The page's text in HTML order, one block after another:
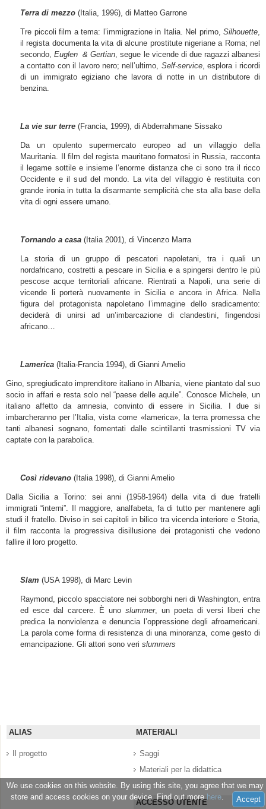
Terra di mezzo (Italia, 1996), di Matteo Garrone
Tre piccoli film a tema: l’immigrazione in Italia. Nel primo, Silhouette
il regista documenta la vita di alcune prostitute nigeriane a Roma; nel
secondo,Euglen & Gertian , segue le vicende di due ragazzi albanesi
a contatto con il lavoro nero; nell’ultimo, Self-service, esplora i ricordi
di un immigrato egiziano che lavora di notte in un distributore di
benzina.
La vie sur terre (Francia, 1999), di Abderrahmane Sissako
Da un opulento supermercato europeo ad un villaggio della
Mauritania. Il film del regista mauritano formatosi in Russia, racconta
il legame sottile e insieme l’enorme distanza che ci sono tra il ricco
Occidente e il sud del mondo. La vita del villaggio è restituita con
grande ironia in tutta la disarmante semplicità che sta alla base della
vita di ogni essere umano.
Tornando a casa (Italia 2001), di Vincenzo Marra
La storia di un gruppo di pescatori napoletani, tra i quali un
nordafricano, costretti a pescare in Sicilia e a spingersi dentro le più
pescose acque territoriali africane. Rientrati a Napoli, una serie di
vicende li porterà nuovamente in Sicilia e ancora in Africa. Nella
figura del protagonista napoletano l’immagine dello sradicamento:
deciderà di unirsi ad un’imbarcazione di clandestini, fingendosi
africano…
Lamerica (Italia-Francia 1994), di Gianni Amelio
Gino, spregiudicato imprenditore italiano in Albania, viene piantato dal suo
socio in affari e resta solo nel “paese delle aquile”. Conosce Michele, un
italiano affetto da amnesia, convinto di essere in Sicilia. I due si
imbarcheranno per l’Italia, vista come «lamerica», la terra promessa che
tanti albanesi sognano, fomentati dalle scintillanti trasmissioni TV via
captate con la parabolica.
Così ridevano (Italia 1998), di Gianni Amelio
Dalla Sicilia a Torino: sei anni (1958-1964) della vita di due fratelli
immigrati “interni”. Il maggiore, analfabeta, fa di tutto per mantenere agli
studi il fratello. Diviso in sei capitoli in bilico tra vicenda interiore e Storia,
il film racconta la progressiva disillusione dei protagonisti che vedono
fallire il loro progetto.
Slam (USA 1998), di Marc Levin
Raymond, piccolo spacciatore nei sobborghi neri di Washington, entra
ed esce dal carcere. È uno slummer, un poeta di versi liberi che
predica la nonviolenza e denuncia l’oppressione degli afroamericani.
La parola come forma di resistenza di una minoranza, come gesto di
emancipazione. Gli attori sono veri slummers
ALIAS
Il progetto
MATERIALI
Saggi
Materiali per la didattica
ACCESSO UTENTE
We use cookies on this website. By using this site, you agree that we may
store and access cookies on your device. Find out morehere. Accept